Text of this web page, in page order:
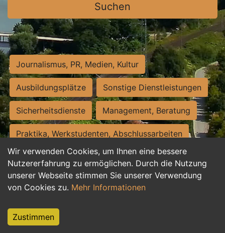
Wir verwenden Cookies, um Ihnen eine bessere
Nutzererfahrung zu ermöglichen. Durch die Nutzung
unserer Webseite stimmen Sie unserer Verwendung
von Cookies zu. Mehr Informationen
Zustimmen
Suchen
Journalismus, PR, Medien, Kultur
Ausbildungsplätze Sonstige Dienstleistungen
Sicherheitsdienste Management, Beratung
Praktika, Werkstudenten, Abschlussarbeiten
Personalwesen Assistenz, Sekretariat
Hilfskräfte, Aushilfs- und Nebenjobs
Weiterbildung, Studium, duale Ausbildung